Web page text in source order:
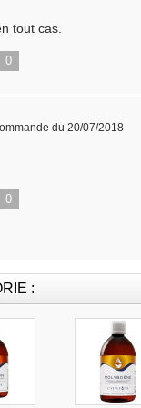
tout cas.
0
du 20/07/2018
0
: